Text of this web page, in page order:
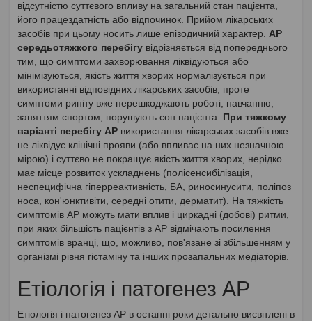
відсутністю суттєвого впливу на загальний стан пацієнта,
його працездатність або відпочинок. Прийом лікарських
засобів при цьому носить лише епізодичний характер. АР
середьотяжкого перебігу відрізняється від попереднього
тим, що симптоми захворювання ліквідуються або
мінімізуються, якість життя хворих нормалізується при
використанні відповідних лікарських засобів, проте
симптоми риніту вже перешкоджають роботі, навчанню,
заняттям спортом, порушують сон пацієнта. При тяжкому
варіанті перебігу АР використання лікарських засобів вже
не ліквідує клінічні прояви (або впливає на них незначною
мірою) і суттєво не покращує якість життя хворих, нерідко
має місце розвиток ускладнень (полісенсибілізація,
неспецифічна гіперреактивність, БА, риносинусити, поліпоз
носа, кон'юнктивіти, середні отити, дерматит). На тяжкість
симптомів АР можуть мати вплив і циркадні (добові) ритми,
при яких більшість пацієнтів з АР відмічають посилення
симптомів вранці, що, можливо, пов'язане зі збільшенням у
організмі рівня гістаміну та інших прозапальних медіаторів.
Етіологія і патогенез АР
Етіологія і патогенез АР в останні роки детально висвітлені в